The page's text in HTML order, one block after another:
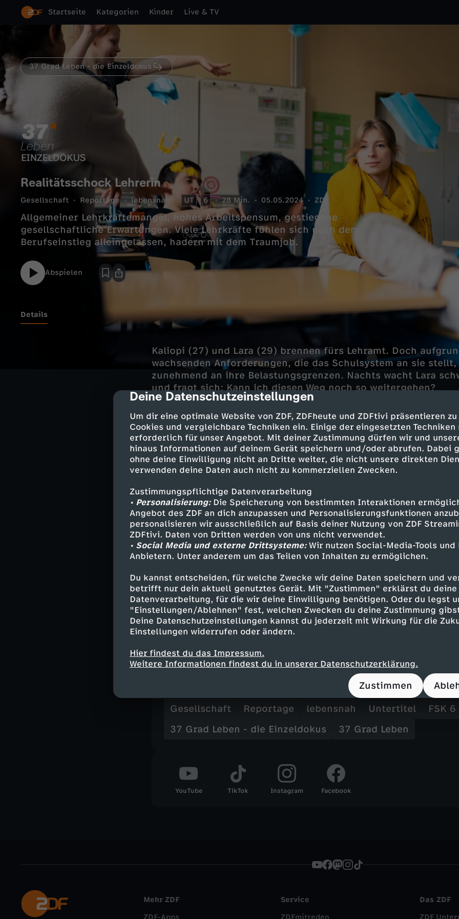
cmp-dialog-description
Deine Datenschutzeinstellungen
Um dir eine optimale Website von ZDF, ZDFheute und ZDFtivi präsentieren
Cookies und vergleichbare Techniken ein. Einige der eingesetzten
erforderlich für unser Angebot. Mit deiner Zustimmung dürfen wir und
hinaus Informationen auf deinem Gerät speichern und/oder abrufen. Dabei
ohne deine Einwilligung nicht an Dritte weiter, die nicht unsere direkten
verwenden deine Daten auch nicht zu kommerziellen Zwecken.
Zustimmungspflichtige Datenverarbeitung
• Personalisierung:Die Speicherung von bestimmten Interaktionen
Angebot des ZDF an dich anzupassen und Personalisierungsfunktionen
personalisieren wir ausschließlich auf Basis deiner Nutzung von ZDF
ZDFtivi. Daten von Dritten werden von uns nicht verwendet.
• Social Media und externe Drittsysteme:Wir nutzen Social-Media-Tools und
Anbietern. Unter anderem um das Teilen von Inhalten zu ermöglichen.
Du kannst entscheiden, für welche Zwecke wir deine Daten speichern und
betrifft nur dein aktuell genutztes Gerät. Mit "Zustimmen" erklärst du deine
Datenverarbeitung, für die wir deine Einwilligung benötigen. Oder du legst
"Einstellungen/Ablehnen" fest, welchen Zwecken du deine Zustimmung
Deine Datenschutzeinstellungen kannst du jederzeit mit Wirkung für die
Einstellungen widerrufen oder ändern.
Hier findest du das Impressum.
Weitere Informationen findest du in unserer Datenschutzerklärung.
Zustimmen
Startseite Kategorien Kinder Live & TV
37 Grad Leben - die Einzeldokus
Realitätsschock Lehrerin
Gesellschaft Reportage lebensnah UT 6 28 Min. 05.05.2024 ZDF
Allgemeiner Lehrkräftemangel, hohes Arbeitspensum, gestiegene
gesellschaftliche Erwartungen. Viele Lehrkräfte fühlen sich nach dem
Berufseinstieg alleingelassen, hadern mit dem Traumjob.
Abspielen
Details
Kaliopi (27) und Lara (29) brennen fürs Lehramt. Doch
wachsenden Anforderungen, die das Schulsystem an sie stellt,
zunehmend an ihre Belastungsgrenzen. Nachts wacht Lara
und fragt sich: Kann ich diesen Weg noch so weitergehen?
Hohe Arbeitsbelastung
Kaliopis Weg in den Beruf verläuft nahezu perfekt:
Studium in Regelstudienzeit, mit nur 24 Jahren startet sie ins
Dort folgt jedoch der Realitätscheck: Die hohe
Gefühl, den Schülerinnen und Schülern nicht gerecht werden
stürzen sie in eine Krise. Nach zwei Jahren trifft sie für sich
Entscheidung.
Ausgebrannt
Lara tritt nach dem Referendariat euphorisch ihre erste Stelle
Jahr später ist auch sie verzweifelt: Jede Woche Gespräche
Jugendämtern, mit dem Lernstoff meilenweit hinterher und
Zettel mit der Aufschrift "Ich hasse Schule" im
Sie sagt: "Ich lösche Brände und merke dabei, wie mein
weiter ausgeht."
Gesellschaft Reportage lebensnah Untertitel
FSK 6
37 Grad Leben - die Einzeldokus
37 Grad Leben
YouTube TikTok Instagram Facebook
Mehr ZDF
ZDF-Apps
Service
ZDFmitreden
Das ZDF
ZDF